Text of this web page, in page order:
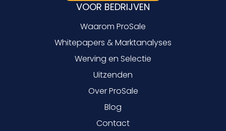
VOOR BEDRIJVEN
Waarom ProSale
Whitepapers & Marktanalyses
Werving en Selectie
Uitzenden
Over ProSale
Blog
Contact